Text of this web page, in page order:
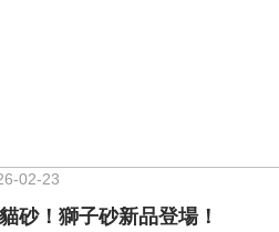
02-23
砂！獅子砂新品登場！